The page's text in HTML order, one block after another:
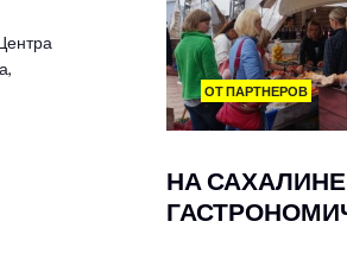
ОТ ПАРТНЕРОВ
НА